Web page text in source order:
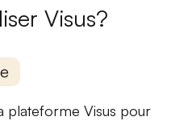
Visus?
plateforme Visus pour